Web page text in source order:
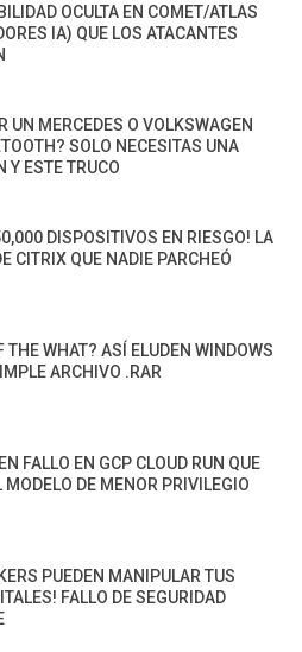
OCULTA EN COMET/ATLAS
IA) QUE LOS ATACANTES
UN MERCEDES O VOLKSWAGEN
SOLO NECESITAS UNA
Y ESTE TRUCO
DISPOSITIVOS EN RIESGO! LA
CITRIX QUE NADIE PARCHEÓ
THE WHAT? ASÍ ELUDEN WINDOWS
ARCHIVO .RAR
FALLO EN GCP CLOUD RUN QUE
MODELO DE MENOR PRIVILEGIO
PUEDEN MANIPULAR TUS
FALLO DE SEGURIDAD